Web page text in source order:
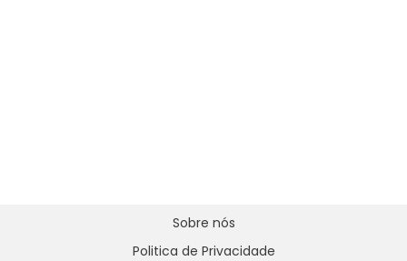
Sobre nós
Politica de Privacidade